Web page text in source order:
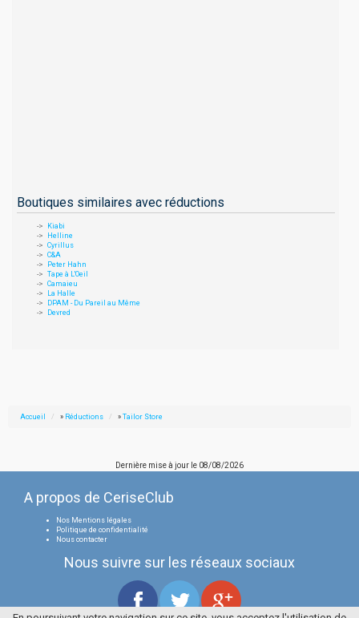
Boutiques similaires avec réductions
Kiabi
Helline
Cyrillus
C&A
Peter Hahn
Tape à L'Oeil
Camaieu
La Halle
DPAM - Du Pareil au Même
Devred
Accueil » Réductions » Tailor Store
Dernière mise à jour le 08/08/2026
A propos de CeriseClub
Nos Mentions légales
Politique de confidentialité
Nous contacter
Nous suivre sur les réseaux sociaux